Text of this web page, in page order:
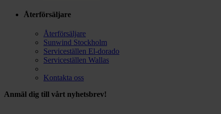
Återförsäljare
Återförsäljare
Sunwind Stockholm
Serviceställen El-dorado
Serviceställen Wallas
Kontakta oss
Anmäl dig till vårt nyhetsbrev!